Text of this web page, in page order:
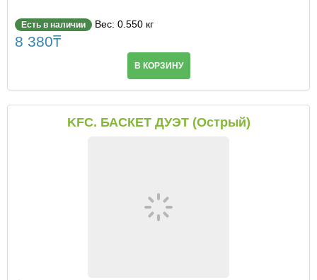
Есть в наличии Вес: 0.550 кг
8 380₸
В КОРЗИНУ
KFC. БАСКЕТ ДУЭТ (Острый)